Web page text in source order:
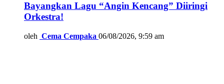
Bayangkan Lagu “Angin Kencang” Diiringi
Orkestra!
oleh Cema Cempaka 06/08/2026, 9:59 am